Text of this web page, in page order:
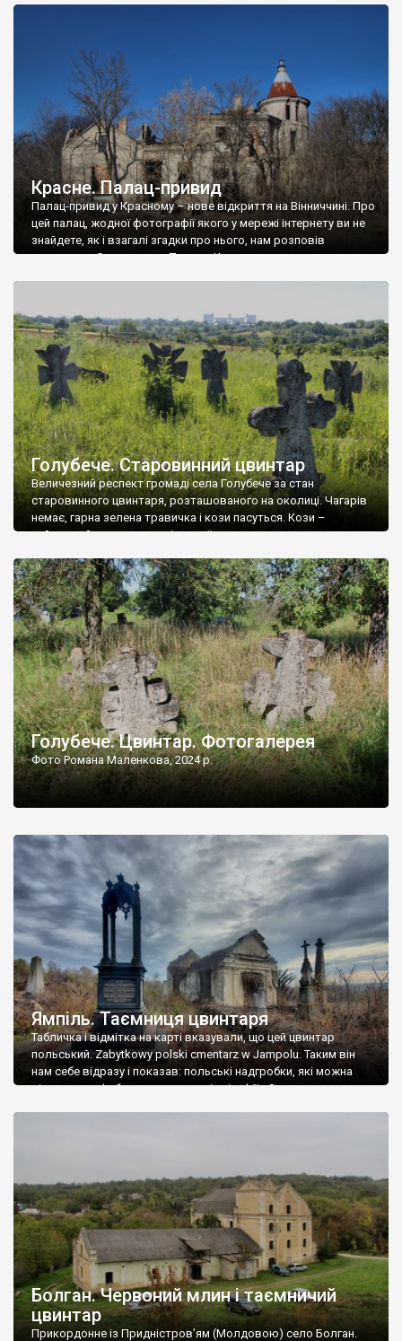
Красне. Палац-привид
Палац-привид у Красному – нове відкриття на Вінниччині. Про
цей палац, жодної фотографії якого у мережі інтернету ви не
знайдете, як і взагалі згадки про нього, нам розповів
мешканець Самгородка. Палац у Красному вразив не лише
Голубече. Старовинний цвинтар
Величезний респект громаді села Голубече за стан
старовинного цвинтаря, розташованого на околиці. Чагарів
немає, гарна зелена травичка і кози пасуться. Кози –
найкращий регулятор шкідливої, для старих кладовищ,
бруньками, кози ті бруньки обгризають, бо то улюблений
делікатес. На цвинтарі у Голубечому ціла колекція
різноманітних форм хрестів. Село відносно невелике, […]
Голубече. Цвинтар. Фотогалерея
Фото Романа Маленкова, 2024 р.
Ямпіль. Таємниця цвинтаря
Табличка і відмітка на карті вказували, що цей цвинтар
польський. Zabytkowy polski cmentarz w Jampolu. Таким він
нам себе відразу і показав: польські надгробки, які можна
віднести до фабричних, польські епітафії… Загалом цвинтар
Болган. Червоний млин і таємничий
цвинтар
Прикордонне із Придністров’ям (Молдовою) село Болган.